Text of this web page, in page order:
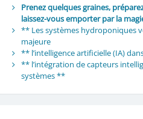
Prenez quelques graines,
laissez-vous emporter par la
** Les systèmes hydroponiques
majeure
** l’intelligence artificielle (IA)
** l’intégration de capteurs
systèmes **